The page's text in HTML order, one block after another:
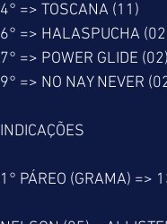
4° => TOSCANA (11)
6° => HALASPUCHA
7° => POWER GLIDE (02)
9° => NO NAY NEVER
INDICAÇÕES
1° PÁREO (GRAMA) =>